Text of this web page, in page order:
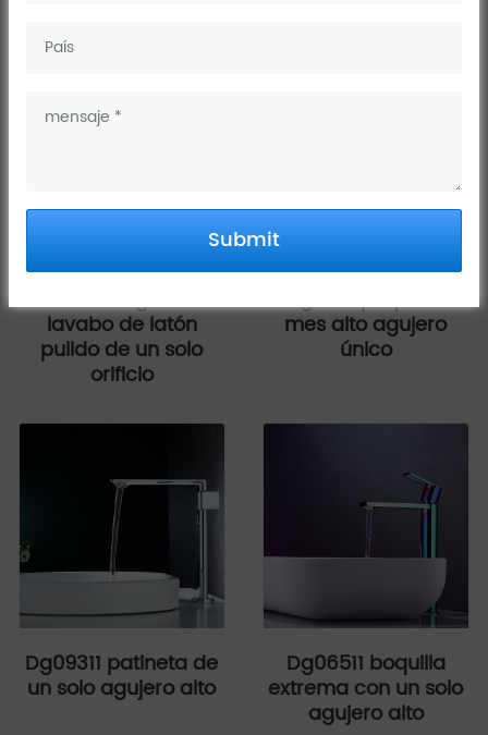
Submit
DG01110 A6 grifos de
lavabo de latón
pulido de un solo
orificio
Dg01211 pequeño
mes alto agujero
único
Dg09311 patineta de
un solo agujero alto
Dg06511 boquilla
extrema con un solo
agujero alto